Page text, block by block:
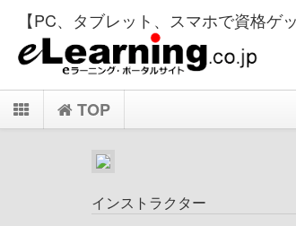
【PC、タブレット、スマホで資格ゲ
TOP
インストラクター